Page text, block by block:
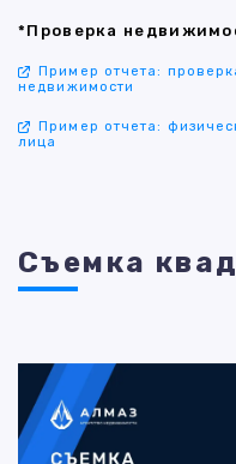
*Проверка
Пример отчета:
недвижимости
Пример отчета:
лица
Съемка